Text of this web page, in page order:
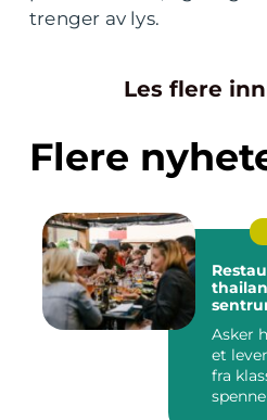
trenger av lys.
Les flere
Flere
Asker
et
fra